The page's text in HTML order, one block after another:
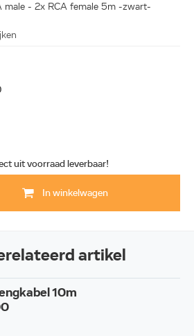
male - 2x RCA female 5m -zwart-
uit voorraad leverbaar!
In winkelwagen
artikel
10m